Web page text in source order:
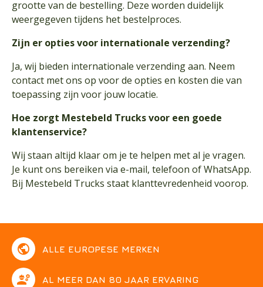
grootte van de bestelling. Deze worden duidelijk
weergegeven tijdens het bestelproces.
Zijn er opties voor internationale verzending?
Ja, wij bieden internationale verzending aan. Neem
contact met ons op voor de opties en kosten die van
toepassing zijn voor jouw locatie.
Hoe zorgt Mestebeld Trucks voor een goede
klantenservice?
Wij staan altijd klaar om je te helpen met al je vragen.
Je kunt ons bereiken via e-mail, telefoon of WhatsApp.
Bij Mestebeld Trucks staat klanttevredenheid voorop.
public ALLE EUROPESE MERKEN
engineering AL MEER DAN 80 JAAR ERVARING